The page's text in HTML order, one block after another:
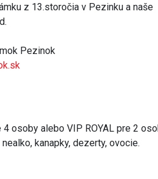
z 13.storočia v Pezinku a naše
Pezinok
osoby alebo VIP ROYAL pre 2
kanapky, dezerty, ovocie.